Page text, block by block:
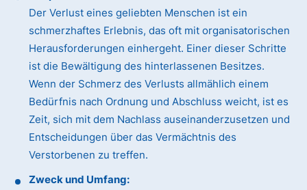
Der Verlust eines geliebten Menschen ist ein
schmerzhaftes Erlebnis, das oft mit organisatorischen
Herausforderungen einhergeht. Einer dieser Schritte
ist die Bewältigung des hinterlassenen Besitzes.
Wenn der Schmerz des Verlusts allmählich einem
Bedürfnis nach Ordnung und Abschluss weicht, ist es
Zeit, sich mit dem Nachlass auseinanderzusetzen und
Entscheidungen über das Vermächtnis des
Verstorbenen zu treffen.
Zweck und Umfang: